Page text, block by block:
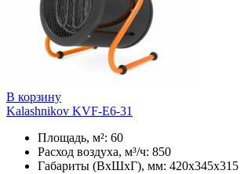
В корзину
Kalashnikov KVF-E6-31
Площадь, м²: 60
Расход воздуха, м³/ч: 850
Габариты (ВхШхГ), мм: 420x345x315